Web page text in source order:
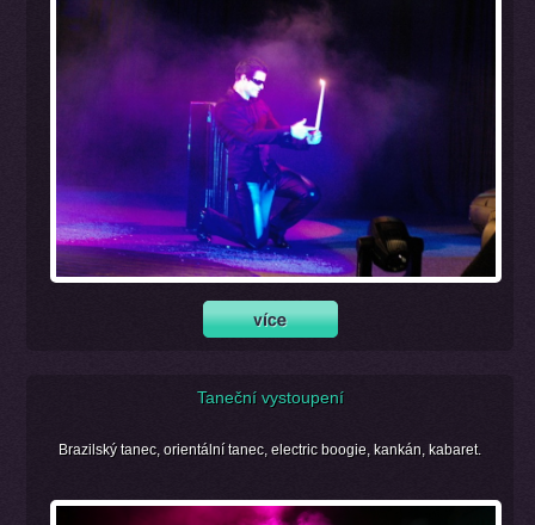
Taneční vystoupení
Brazilský tanec, orientální tanec, electric boogie, kankán, kabaret.